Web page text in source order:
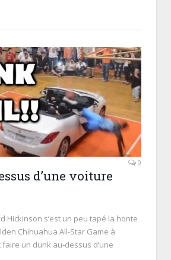
0
d’une voiture
Hickinson s’est un peu tapé la honte
Chihuahua All-Star Game à
un dunk au-dessus d’une